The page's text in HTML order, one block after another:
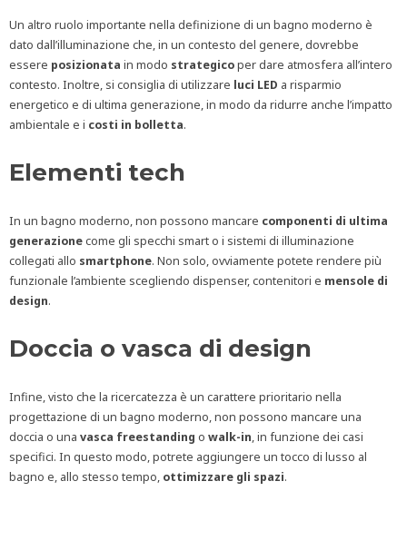
Un altro ruolo importante nella definizione di un bagno moderno è
dato dall’illuminazione che, in un contesto del genere, dovrebbe
essere posizionata in modo strategicoper dare atmosfera all’intero
contesto. Inoltre, si consiglia di utilizzare luci LED a risparmio
energetico e di ultima generazione, in modo da ridurre anche l’impatto
ambientale e i costi in bolletta.
Elementi tech
In un bagno moderno, non possono mancare componenti di ultima
generazionecome gli specchi smart o i sistemi di illuminazione
collegati allo smartphone. Non solo, ovviamente potete rendere più
funzionale l’ambiente scegliendo dispenser, contenitori e mensole di
design.
Doccia o vasca di design
Infine, visto che la ricercatezza è un carattere prioritario nella
progettazione di un bagno moderno, non possono mancare una
doccia o una vasca freestanding o walk-in, in funzione dei casi
specifici. In questo modo, potrete aggiungere un tocco di lusso al
bagno e, allo stesso tempo, ottimizzare gli spazi.